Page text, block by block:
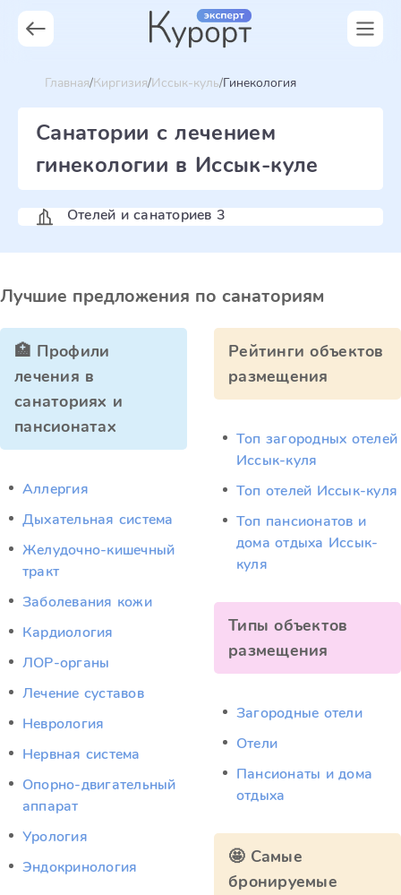
Главная Киргизия Иссык-куль Гинекология
Санатории с лечением
гинекологии в Иссык-куле
Отелей и санаториев 3
Лучшие предложения по санаториям
🏥 Профили
лечения в
санаториях и
пансионатах
Аллергия
Дыхательная система
Желудочно-кишечный
тракт
Заболевания кожи
Кардиология
ЛОР-органы
Лечение суставов
Неврология
Нервная система
Опорно-двигательный
аппарат
Урология
Эндокринология
Рейтинги объектов
размещения
Топ загородных отелей
Иссык-куля
Топ отелей Иссык-куля
Топ пансионатов и
дома отдыха Иссык-
куля
Типы объектов
размещения
Загородные отели
Отели
Пансионаты и дома
отдыха
🤩 Самые
бронируемые